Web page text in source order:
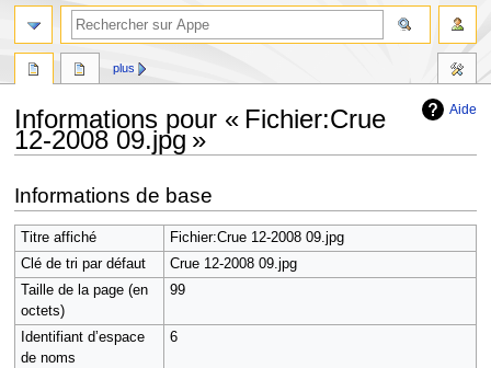
Aide
Informations pour « Fichier:Crue
12-2008 09.jpg »
à
la
navigation
à
la
recherche
Informations de base
Titre affiché
Fichier:Crue 12-2008 09.jpg
Clé de tri par défaut
Crue 12-2008 09.jpg
Taille de la page (en
octets)
99
Identifiant dʼespace
de noms
6
plus
rechercher